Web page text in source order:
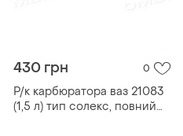
430 грн 0
Р/к карбюратора ваз 21083
(1,5 л) тип солекс, повний